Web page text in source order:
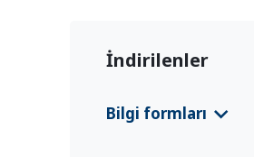
İndirilenler
Bilgi formları